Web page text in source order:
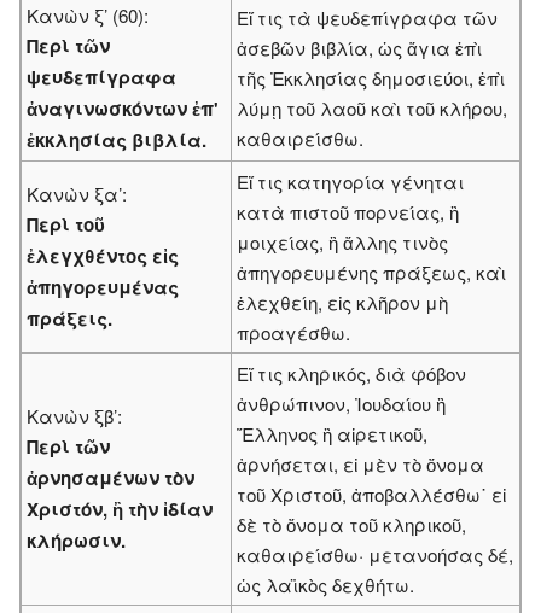
Κανὼν ξ’ (60):
Περὶ τῶν
ψευδεπίγραφα
ἀναγινωσκόντων ἐπ'
ἐκκλησίας βιβλία.
Εἴ τις τὰ ψευδεπίγραφα τῶν
ἀσεβῶν βιβλία, ὡς ἅγια ἐπὶ
τῆς Ἐκκλησίας δημοσιεύοι, ἐπὶ
λύμῃ τοῦ λαοῦ καὶ τοῦ κλήρου,
καθαιρείσθω.
Κανὼν ξα’:
Περὶ τοῦ
ἐλεγχθέντος εἰς
ἀπηγορευμένας
πράξεις.
Εἴ τις κατηγορία γένηται
κατὰ πιστοῦ πορνείας, ἢ
μοιχείας, ἢ ἄλλης τινὸς
ἀπηγορευμένης πράξεως, καὶ
ἐλεχθείη, εἰς κλῆρον μὴ
προαγέσθω.
Κανὼν ξβ’:
Περὶ τῶν
ἀρνησαμένων τὸν
Χριστόν, ἢ τὴν ἰδίαν
κλήρωσιν.
Εἴ τις κληρικός, διὰ φόβον
ἀνθρώπινον, Ἰουδαίου ἢ
Ἕλληνος ἢ αἱρετικοῦ,
ἀρνήσεται, εἰ μὲν τὸ ὄνομα
τοῦ Χριστοῦ, ἀποβαλλέσθω˙ εἰ
δὲ τὸ ὄνομα τοῦ κληρικοῦ,
καθαιρείσθω· μετανοήσας δέ,
ὡς λαϊκὸς δεχθήτω.